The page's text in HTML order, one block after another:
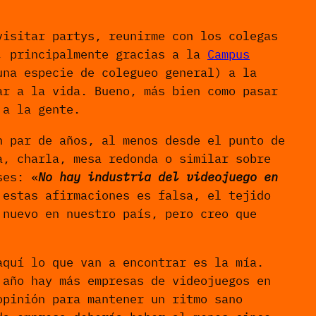
partys, reunirme con los colegas
principalmente gracias a la Campus
especie de colegueo general) a la
a la vida. Bueno, más bien como pasar
a la gente.
de años, al menos desde el punto de
charla, mesa redonda o similar sobre
«No hay industria del videojuego en
estas afirmaciones es falsa, el tejido
en nuestro país, pero creo que
lo que van a encontrar es la mía.
hay más empresas de videojuegos en
para mantener un ritmo sano